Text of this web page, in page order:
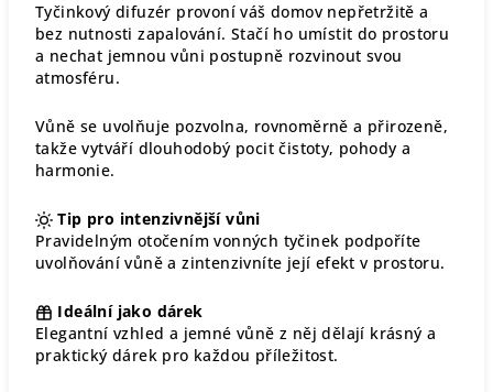
Tyčinkový difuzér provoní váš domov nepřetržitě a
bez nutnosti zapalování. Stačí ho umístit do prostoru
a nechat jemnou vůni postupně rozvinout svou
atmosféru.
Vůně se uvolňuje pozvolna, rovnoměrně a přirozeně,
takže vytváří dlouhodobý pocit čistoty, pohody a
harmonie.
Tip pro intenzivnější vůni
Pravidelným otočením vonných tyčinek podpoříte
uvolňování vůně a zintenzivníte její efekt v prostoru.
Ideální jako dárek
Elegantní vzhled a jemné vůně z něj dělají krásný a
praktický dárek pro každou příležitost.